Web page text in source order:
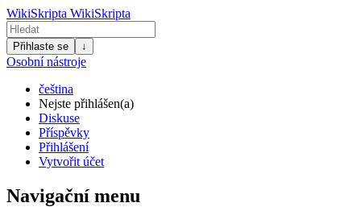
WikiSkripta WikiSkripta
Přihlaste se ↓
Osobní nástroje
čeština
Nejste přihlášen(a)
Diskuse
Příspěvky
Přihlášení
Vytvořit účet
Navigační menu